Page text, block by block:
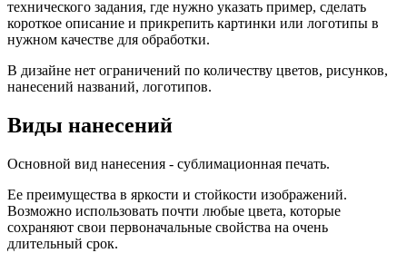
технического задания, где нужно указать пример, сделать
короткое описание и прикрепить картинки или логотипы в
нужном качестве для обработки.
В дизайне нет ограничений по количеству цветов, рисунков,
нанесений названий, логотипов.
Виды нанесений
Основной вид нанесения - сублимационная печать.
Ее преимущества в яркости и стойкости изображений.
Возможно использовать почти любые цвета, которые
сохраняют свои первоначальные свойства на очень
длительный срок.